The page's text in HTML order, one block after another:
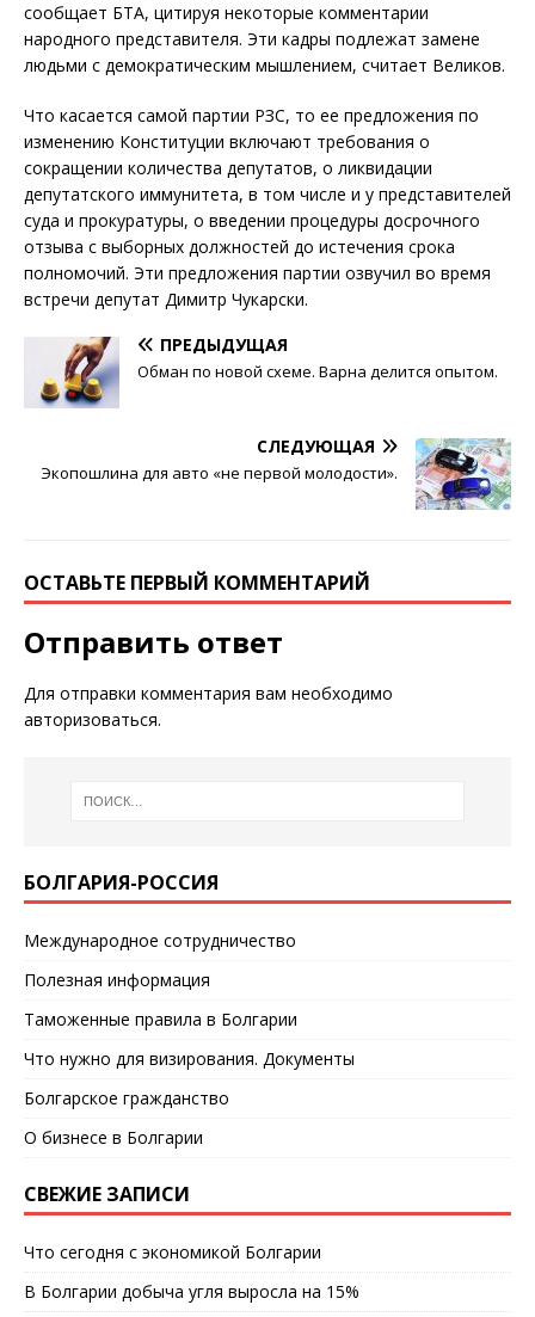
сообщает БТА, цитируя некоторые комментарии
народного представителя. Эти кадры подлежат замене
людьми с демократическим мышлением, считает Великов.
Что касается самой партии РЗС, то ее предложения по
изменению Конституции включают требования о
сокращении количества депутатов, о ликвидации
депутатского иммунитета, в том числе и у представителей
суда и прокуратуры, о введении процедуры досрочного
отзыва с выборных должностей до истечения срока
полномочий. Эти предложения партии озвучил во время
встречи депутат Димитр Чукарски.
ПРЕДЫДУЩАЯ
Обман по новой схеме. Варна делится опытом.
СЛЕДУЮЩАЯ
Экопошлина для авто «не первой молодости».
ОСТАВЬТЕ ПЕРВЫЙ КОММЕНТАРИЙ
Отправить ответ
Для отправки комментария вам необходимо
авторизоваться.
БОЛГАРИЯ-РОССИЯ
Международное сотрудничество
Полезная информация
Таможенные правила в Болгарии
Что нужно для визирования. Документы
Болгарское гражданство
О бизнесе в Болгарии
СВЕЖИЕ ЗАПИСИ
Что сегодня с экономикой Болгарии
В Болгарии добыча угля выросла на 15%